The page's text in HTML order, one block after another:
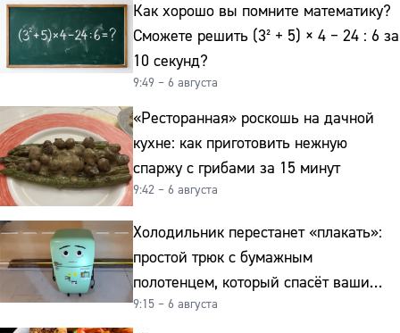
Как хорошо вы помните математику?
Сможете решить (3² + 5) × 4 − 24 : 6 за
10 секунд?
9:49 – 6 августа
«Ресторанная» роскошь на дачной
кухне: как приготовить нежную
спаржу с грибами за 15 минут
9:42 – 6 августа
Холодильник перестанет «плакать»:
простой трюк с бумажным
полотенцем, который спасёт ваши
овощи от гнили
9:15 – 6 августа